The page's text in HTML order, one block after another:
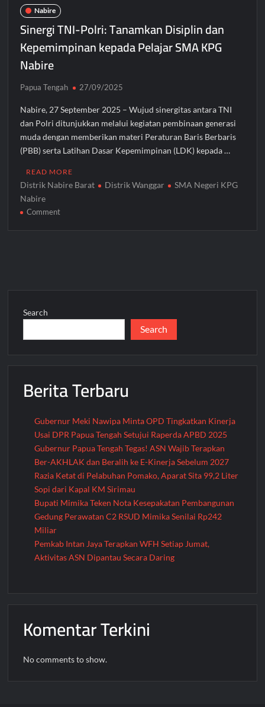
Nabire
Sinergi TNI-Polri: Tanamkan Disiplin dan
Kepemimpinan kepada Pelajar SMA KPG
Nabire
Papua Tengah 27/09/2025
Nabire, 27 September 2025 – Wujud sinergitas antara TNI
dan Polri ditunjukkan melalui kegiatan pembinaan generasi
muda dengan memberikan materi Peraturan Baris Berbaris
(PBB) serta Latihan Dasar Kepemimpinan (LDK) kepada …
READ MORE
Distrik Nabire Barat Distrik Wanggar
SMA Negeri KPG
Nabire
Commenton
SMA
Search
Search
Berita Terbaru
Gubernur Meki Nawipa Minta OPD Tingkatkan Kinerja
Usai DPR Papua Tengah Setujui Raperda APBD 2025
Gubernur Papua Tengah Tegas! ASN Wajib Terapkan
Ber-AKHLAK dan Beralih ke E-Kinerja Sebelum 2027
Razia Ketat di Pelabuhan Pomako, Aparat Sita 99,2 Liter
Sopi dari Kapal KM Sirimau
Bupati Mimika Teken Nota Kesepakatan Pembangunan
Gedung Perawatan C2 RSUD Mimika Senilai Rp242
Miliar
Pemkab Intan Jaya Terapkan WFH Setiap Jumat,
Aktivitas ASN Dipantau Secara Daring
Komentar Terkini
No comments to show.